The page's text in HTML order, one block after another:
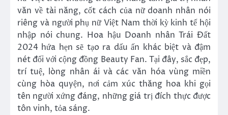
văn về tài năng, cốt cách của nữ doanh nhân nói
riêng và người phụ nữ Việt Nam thời kỳ kinh tế hội
nhập nói chung. Hoa hậu Doanh nhân Trái Đất
2024 hứa hẹn sẽ tạo ra dấu ấn khác biệt và đậm
nét đối với cộng đồng Beauty Fan. Tại đây, sắc đẹp,
trí tuệ, lòng nhân ái và các văn hóa vùng miền
cùng hòa quyện, nơi cảm xúc thăng hoa khi gọi
tên người xứng đáng, những giá trị đích thực được
tôn vinh, tỏa sáng.